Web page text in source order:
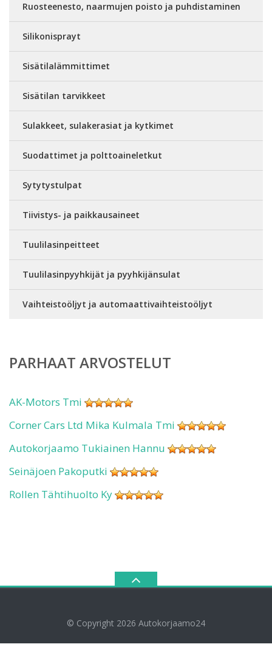
Ruosteenesto, naarmujen poisto ja puhdistaminen
Silikonisprayt
Sisätilalämmittimet
Sisätilan tarvikkeet
Sulakkeet, sulakerasiat ja kytkimet
Suodattimet ja polttoaineletkut
Sytytystulpat
Tiivistys- ja paikkausaineet
Tuulilasinpeitteet
Tuulilasinpyyhkijät ja pyyhkijänsulat
Vaihteistoöljyt ja automaattivaihteistoöljyt
PARHAAT ARVOSTELUT
AK-Motors Tmi
Corner Cars Ltd Mika Kulmala Tmi
Autokorjaamo Tukiainen Hannu
Seinäjoen Pakoputki
Rollen Tähtihuolto Ky
© Copyright 2026 Autokorjaamo24